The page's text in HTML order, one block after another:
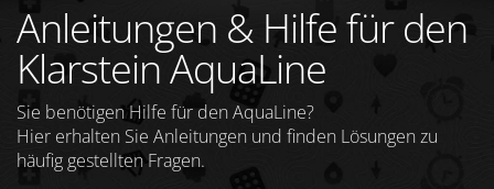
Anleitungen & Hilfe für den
Klarstein AquaLine
Sie benötigen Hilfe für den AquaLine?
Hier erhalten Sie Anleitungen und finden Lösungen zu
häufig gestellten Fragen.